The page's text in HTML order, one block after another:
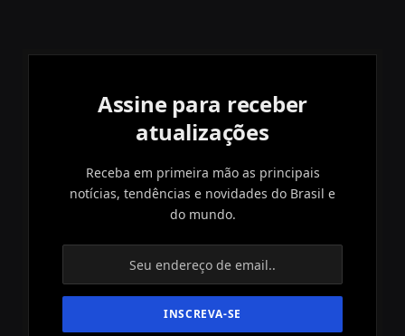
Assine para receber
atualizações
Receba em primeira mão as principais
notícias, tendências e novidades do Brasil e
do mundo.